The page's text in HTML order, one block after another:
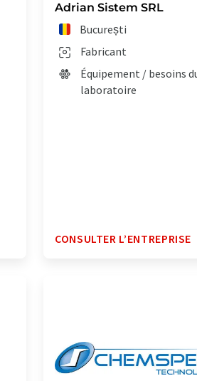
Adrian Sistem SRL
București
Fabricant
Équipement / besoins
laboratoire
CONSULTER L’ENTREPRISE